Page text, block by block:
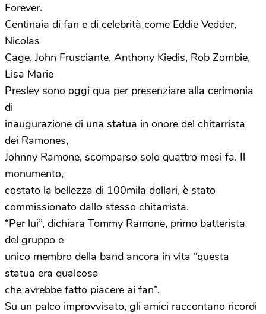
Forever.
Centinaia di fan e di celebrità come Eddie Vedder,
Nicolas
Cage, John Frusciante, Anthony Kiedis, Rob Zombie,
Lisa Marie
Presley sono oggi qua per presenziare alla cerimonia
di
inaugurazione di una statua in onore del chitarrista
dei Ramones,
Johnny Ramone, scomparso solo quattro mesi fa. Il
monumento,
costato la bellezza di 100mila dollari, è stato
commissionato dallo stesso chitarrista.
“Per lui”, dichiara Tommy Ramone, primo batterista
del gruppo e
unico membro della band ancora in vita “questa
statua era qualcosa
che avrebbe fatto piacere ai fan”.
Su un palco improvvisato, gli amici raccontano ricordi